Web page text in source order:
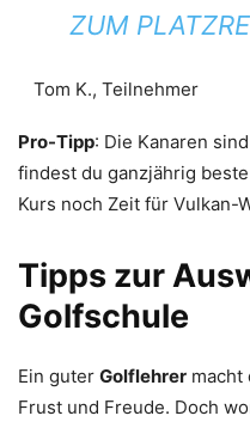
ZUM
Tom K., Teilnehmer
Pro-Tipp: Die Kanaren
findest du ganzjährig
Kurs noch Zeit für Vulkan-
Tipps zur
Golfschule
Ein guter Golflehrer macht
Frust und Freude. Doch